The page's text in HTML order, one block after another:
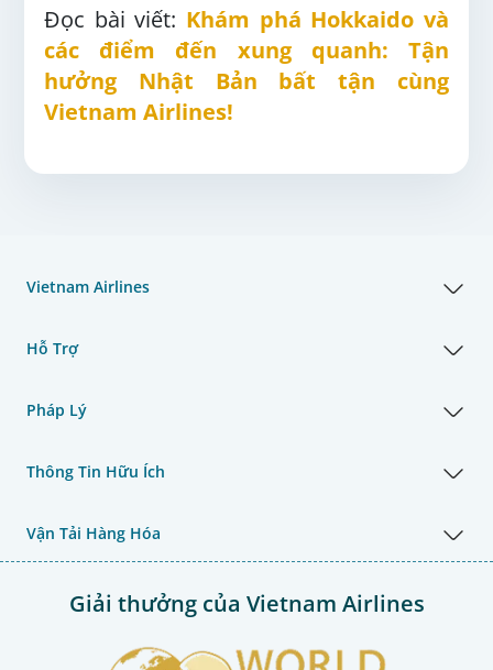
Đọc bài viết: Khám phá Hokkaido và
các điểm đến xung quanh: Tận
hưởng Nhật Bản bất tận cùng
Vietnam Airlines!
Vietnam Airlines
Hỗ Trợ
Pháp Lý
Thông Tin Hữu Ích
Vận Tải Hàng Hóa
Giải thưởng của Vietnam Airlines